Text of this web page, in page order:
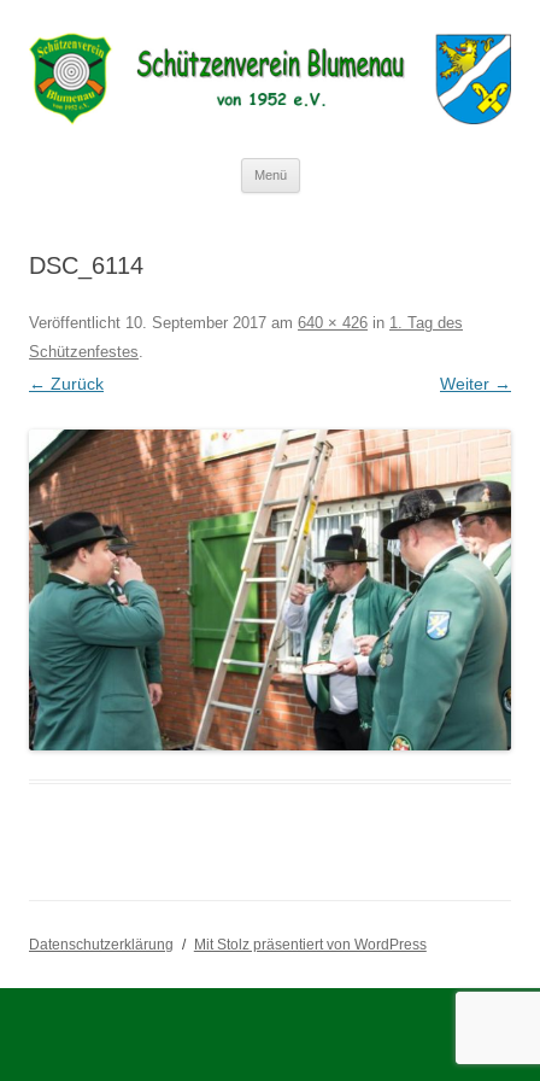
Schützenverein Blumenau von 1952
e.V.
Menü
DSC_6114
Veröffentlicht 10. September 2017 am 640 × 426 in 1. Tag des
Schützenfestes.
← Zurück Weiter →
Datenschutzerklärung Mit Stolz präsentiert von WordPress